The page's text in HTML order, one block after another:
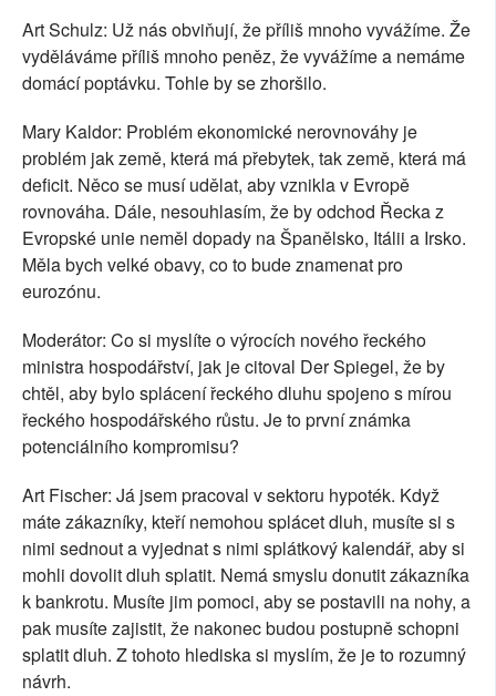
Art Schulz: Už nás obviňují, že příliš mnoho vyvážíme. Že
vyděláváme příliš mnoho peněz, že vyvážíme a nemáme
domácí poptávku. Tohle by se zhoršilo.
Mary Kaldor: Problém ekonomické nerovnováhy je
problém jak země, která má přebytek, tak země, která má
deficit. Něco se musí udělat, aby vznikla v Evropě
rovnováha. Dále, nesouhlasím, že by odchod Řecka z
Evropské unie neměl dopady na Španělsko, Itálii a Irsko.
Měla bych velké obavy, co to bude znamenat pro
eurozónu.
Moderátor: Co si myslíte o výrocích nového řeckého
ministra hospodářství, jak je citoval Der Spiegel, že by
chtěl, aby bylo splácení řeckého dluhu spojeno s mírou
řeckého hospodářského růstu. Je to první známka
potenciálního kompromisu?
Art Fischer: Já jsem pracoval v sektoru hypoték. Když
máte zákazníky, kteří nemohou splácet dluh, musíte si s
nimi sednout a vyjednat s nimi splátkový kalendář, aby si
mohli dovolit dluh splatit. Nemá smyslu donutit zákazníka
k bankrotu. Musíte jim pomoci, aby se postavili na nohy, a
pak musíte zajistit, že nakonec budou postupně schopni
splatit dluh. Z tohoto hlediska si myslím, že je to rozumný
návrh.